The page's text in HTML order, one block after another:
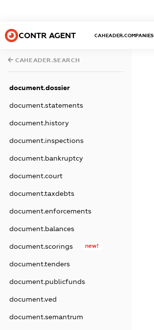
CONTR AGENT CAHEADER.COMPANIES
CAHEADER.SEARCH
document.dossier
document.statements
document.history
document.inspections
document.bankruptcy
document.court
document.taxdebts
document.enforcements
document.balances
document.scorings new!
document.tenders
document.publicfunds
document.ved
document.semantrum